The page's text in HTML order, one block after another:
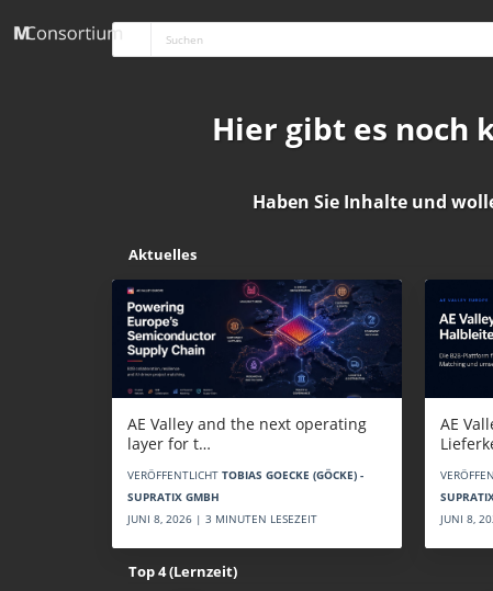
Hier gibt es noch
Haben Sie Inhalte und
Aktuelles
AE Valley and the next operating
layer for t…
VERÖFFENTLICHT TOBIAS GOECKE (GÖCKE) -
SUPRATIX GMBH
JUNI 8, 2026 | 3 MINUTEN LESEZEIT
AE
JUNI 8,
Top 4 (Lernzeit)